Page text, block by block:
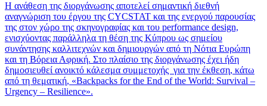
Η ανάθεση της διοργάνωσης αποτελεί σημαντική διεθνή
αναγνώριση του έργου της CYCSTAT και της ενεργού παρουσίας
της στον χώρο της σκηνογραφίας και του performance design,
ενισχύοντας παράλληλα τη θέση της Κύπρου ως σημείου
συνάντησης καλλιτεχνών και δημιουργών από τη Νότια Ευρώπη
και τη Βόρεια Αφρική. Στο πλαίσιο της διοργάνωσης έχει ήδη
δημοσιευθεί ανοικτό κάλεσμα συμμετοχής για την έκθεση, κάτω
από τη θεματική, «Backpacks for the End of the World: Survival –
Urgency – Resilience».